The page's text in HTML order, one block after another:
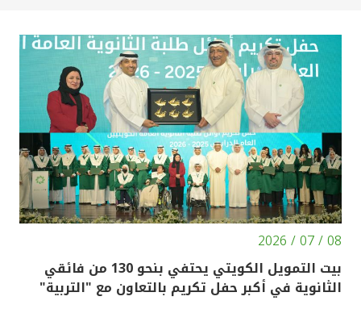
08 / 07 / 2026
بيت التمويل الكويتي يحتفي بنحو 130 من فائقي
الثانوية في أكبر حفل تكريم بالتعاون مع "التربية"